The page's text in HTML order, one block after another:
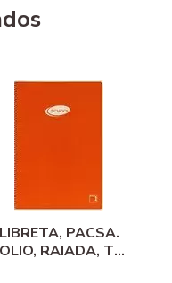
LIBRETA, PACSA.
RAIADA, TB,